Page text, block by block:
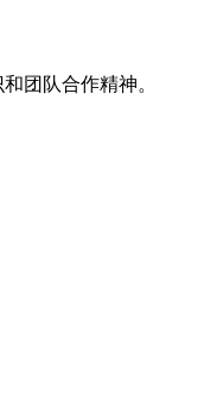
团队合作精神。